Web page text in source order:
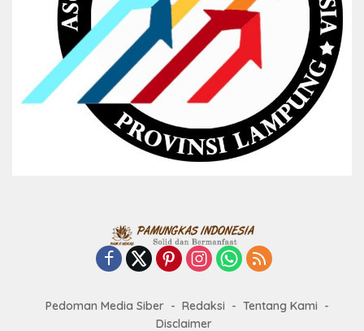
Pedoman Media Siber Redaksi
Tentang Kami
Disclaimer